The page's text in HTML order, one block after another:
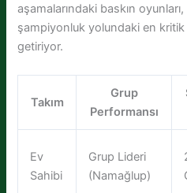
aşamalarındaki baskın
şampiyonluk yolundaki en
getiriyor.
Takım
Grup
Performansı
Ev
Sahibi
Grup Lideri
(Namağlup)